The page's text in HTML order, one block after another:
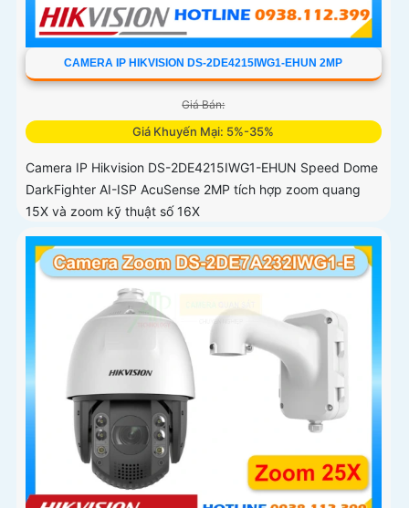
CAMERA IP HIKVISION DS-2DE4215IWG1-EHUN 2MP
Giá Bán:
Giá Khuyến Mại: 5%-35%
Camera IP Hikvision DS-2DE4215IWG1-EHUN Speed Dome
DarkFighter AI-ISP AcuSense 2MP tích hợp zoom quang
15X và zoom kỹ thuật số 16X